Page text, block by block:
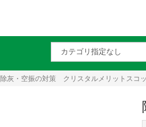
除灰・空振の対策 クリスタルメリットスコ